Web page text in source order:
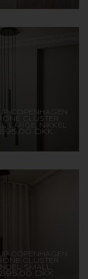
COPENHAGEN
CLUSTER
LARGE, NIKKEL
MESSING
DKK
COPENHAGEN
CLUSTER
SMALL,
MESSING
DKK